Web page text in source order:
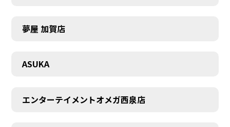
夢屋 加賀店
ASUKA
エンターテイメントオメガ西泉店